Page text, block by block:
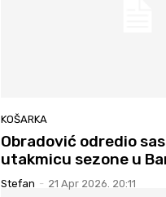
KOŠARKA
Obradović odredio
utakmicu sezone u
Stefan - 21 Apr 2026. 20:11